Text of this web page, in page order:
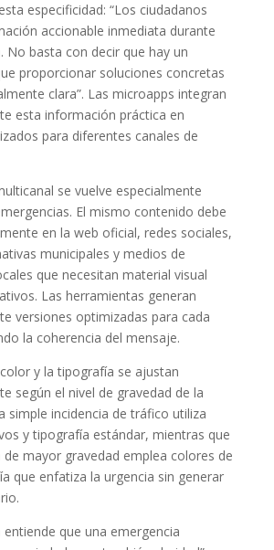
especificidad: “Los ciudadanos
accionable inmediata durante
No basta con decir que hay un
proporcionar soluciones concretas
clara”. Las microapps integran
esta información práctica en
para diferentes canales de
se vuelve especialmente
El mismo contenido debe
en la web oficial, redes sociales,
municipales y medios de
que necesitan material visual
Las herramientas generan
versiones optimizadas para cada
la coherencia del mensaje.
y la tipografía se ajustan
según el nivel de gravedad de la
simple incidencia de tráfico utiliza
y tipografía estándar, mientras que
mayor gravedad emplea colores de
que enfatiza la urgencia sin generar
entiende que una emergencia